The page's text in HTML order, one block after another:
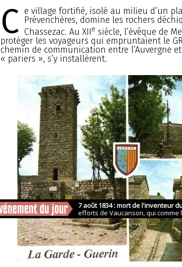
C e village fortifié, isolé au milieu d’un
Prévenchères, domine les rochers
Chassezac. Au XIIe siècle, l’évêque de
protéger les voyageurs qui empruntaient le
chemin de communication entre l’Auvergne
« pariers », s’y installèrent.